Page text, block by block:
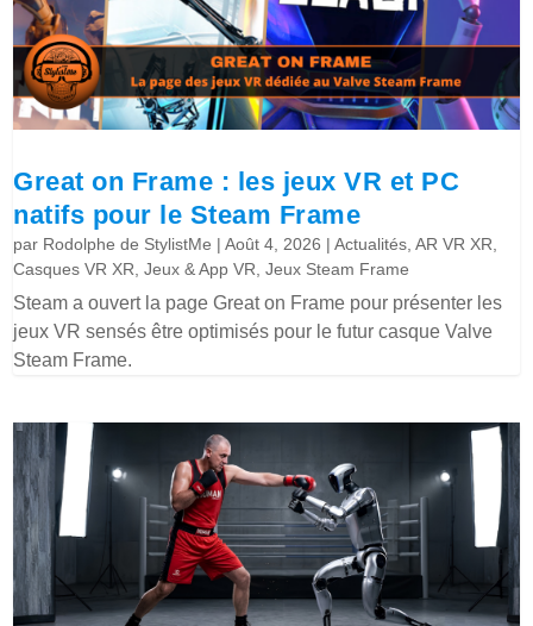
Great on Frame : les jeux VR et PC
natifs pour le Steam Frame
par Rodolphe de StylistMe |Août 4, 2026 |Actualités,AR VR XR,
Casques VR XR,Jeux & App VR,Jeux Steam Frame
Steam a ouvert la page Great on Frame pour présenter les
jeux VR sensés être optimisés pour le futur casque Valve
Steam Frame.